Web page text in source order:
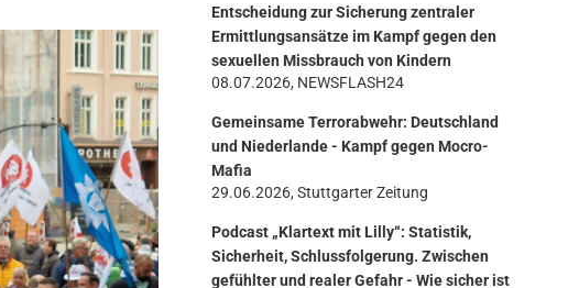
Entscheidung zur Sicherung zentraler
Ermittlungsansätze im Kampf gegen den
sexuellen Missbrauch von Kindern
08.07.2026, NEWSFLASH24
Gemeinsame Terrorabwehr: Deutschland
und Niederlande - Kampf gegen Mocro-
Mafia
29.06.2026, Stuttgarter Zeitung
Podcast „Klartext mit Lilly“: Statistik,
Sicherheit, Schlussfolgerung. Zwischen
gefühlter und realer Gefahr - Wie sicher ist